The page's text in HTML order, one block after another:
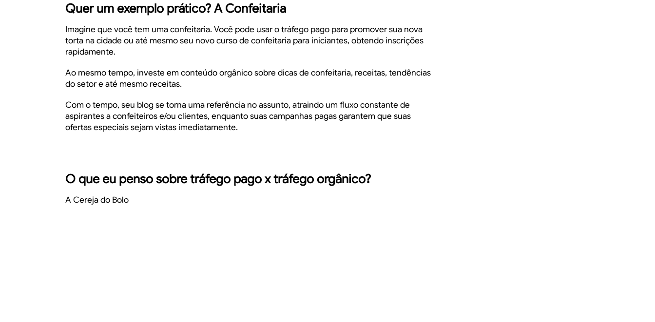
Quer um exemplo prático? A Confeitaria
Imagine que você tem uma confeitaria. Você pode usar o tráfego pago para promover sua nova
torta na cidade ou até mesmo seu novo curso de confeitaria para iniciantes, obtendo inscrições
rapidamente.
Ao mesmo tempo, investe em conteúdo orgânico sobre dicas de confeitaria, receitas, tendências
do setor e até mesmo receitas.
Com o tempo, seu blog se torna uma referência no assunto, atraindo um fluxo constante de
aspirantes a confeiteiros e/ou clientes, enquanto suas campanhas pagas garantem que suas
ofertas especiais sejam vistas imediatamente.
O que eu penso sobre tráfego pago x tráfego orgânico?
A Cereja do Bolo